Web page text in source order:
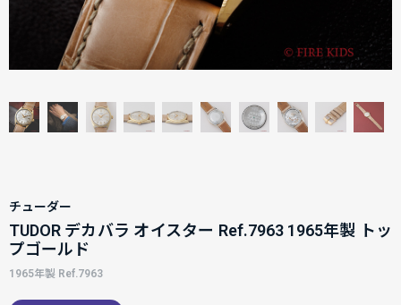
チューダー
TUDOR デカバラ オイスター Ref.7963 1965年製 トッ
プゴールド
1965年製 Ref.7963